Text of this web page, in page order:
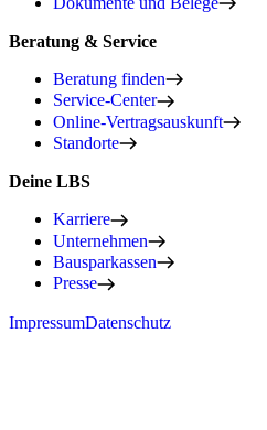
Beratung & Service
Beratung finden
Service-Center
Online-Vertragsauskunft
Standorte
Deine LBS
Karriere
Unternehmen
Bausparkassen
Presse
ImpressumDatenschutz